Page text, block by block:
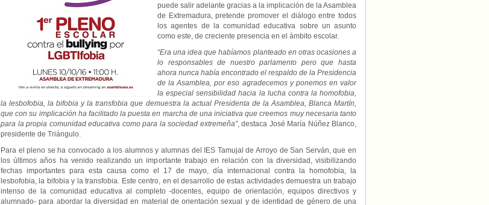
puede salir adelante gracias a la implicación de la Asamblea
de Extremadura, pretende promover el diálogo entre todos
los agentes de la comunidad educativa sobre un asunto
como este, de creciente presencia en el ámbito escolar.
“Era una idea que habíamos planteado en otras ocasiones a
lo responsables de nuestro parlamento pero que hasta
ahora nunca había encontrado el respaldo de la Presidencia
de la Asamblea, por eso agradecemos y ponemos en valor
la especial sensibilidad hacia la lucha contra la homofobia,
la lesbofobia, la bifobia y la transfobia que demuestra la actual Presidenta de la Asamblea, Blanca Martín,
que con su implicación ha facilitado la puesta en marcha de una iniciativa que creemos muy necesaria tanto
para la propia comunidad educativa como para la sociedad extremeña”, destaca José María Núñez Blanco,
presidente de Triángulo.
Para el pleno se ha convocado a los alumnos y alumnas del IES Tamujal de Arroyo de San Serván, que en
los últimos años ha venido realizando un importante trabajo en relación con la diversidad, visibilizando
fechas importantes para esta causa como el 17 de mayo, día internacional contra la homofobia, la
lesbofobia, la bifobia y la transfobia. Este centro, en el desarrollo de estas actividades demuestra un trabajo
intenso de la comunidad educativa al completo -docentes, equipo de orientación, equipos directivos y
alumnado- para abordar la diversidad en material de orientación sexual y de identidad de género de una